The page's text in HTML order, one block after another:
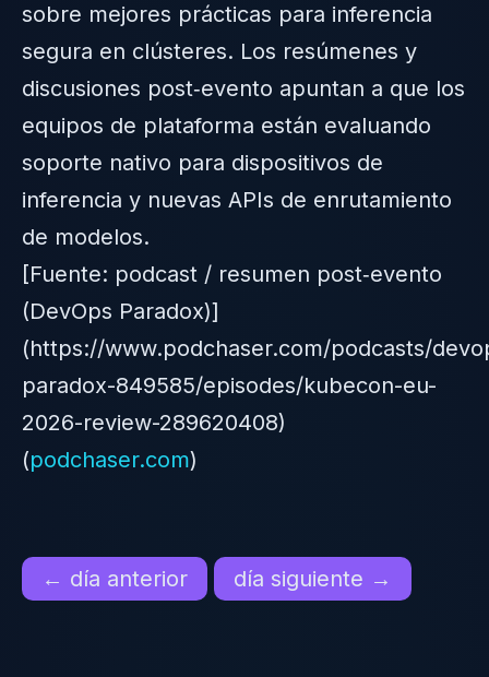
sobre mejores prácticas para inferencia
segura en clústeres. Los resúmenes y
discusiones post‑evento apuntan a que los
equipos de plataforma están evaluando
soporte nativo para dispositivos de
inferencia y nuevas APIs de enrutamiento
de modelos.
[Fuente: podcast / resumen post‑evento
(DevOps Paradox)]
(https://www.podchaser.com/podcasts/
paradox-849585/episodes/kubecon-eu-
2026-review-289620408)
(podchaser.com)
← día anterior día siguiente →